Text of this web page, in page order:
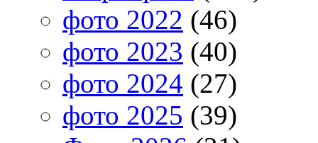
фото 2022 (46)
фото 2023 (40)
фото 2024 (27)
фото 2025 (39)